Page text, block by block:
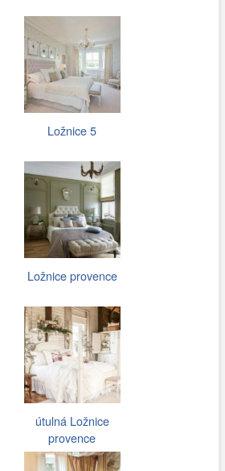
Ložnice 5
Ložnice provence
útulná Ložnice
provence